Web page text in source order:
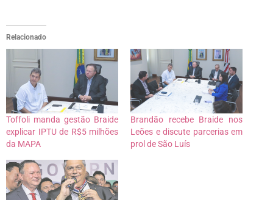
Relacionado
Toffoli manda gestão Braide
explicar IPTU de R$5 milhões
da MAPA
Brandão recebe Braide nos
Leões e discute parcerias em
prol de São Luís